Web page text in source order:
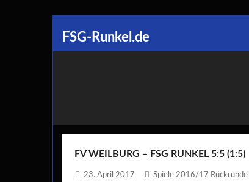
FSG-Runkel.de
FV WEILBURG – FSG RUNKEL 5:5 (1:5)
23. April 2017 Spiele 2016/17 Rückrunde